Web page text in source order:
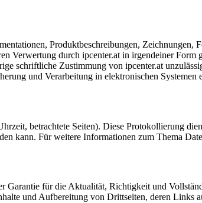
Produktbeschreibungen, Zeichnungen,
Verwertung durch ipcenter.at in irgendeiner Form
schriftliche Zustimmung von ipcenter.at
und Verarbeitung in elektronischen Systemen
betrachtete Seiten). Diese Protokollierung
kann. Für weitere Informationen zum Thema
für die Aktualität, Richtigkeit und
und Aufbereitung von Drittseiten, deren Links